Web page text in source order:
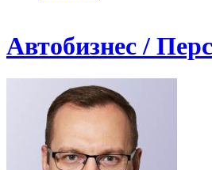
Автобизнес /